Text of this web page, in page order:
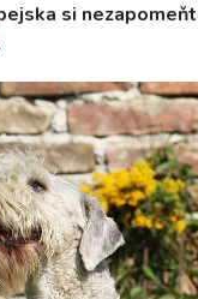
si